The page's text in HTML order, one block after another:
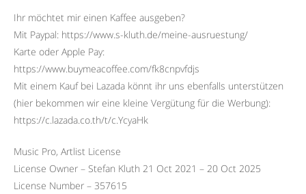
Ihr möchtet mir einen Kaffee ausgeben?
Mit Paypal: https://www.s-kluth.de/meine-ausruestung/
Karte oder Apple Pay:
https://www.buymeacoffee.com/fk8cnpvfdjs
Mit einem Kauf bei Lazada könnt ihr uns ebenfalls unterstützen
(hier bekommen wir eine kleine Vergütung für die Werbung):
https://c.lazada.co.th/t/c.YcyaHk
Music Pro, Artlist License
License Owner – Stefan Kluth 21 Oct 2021 – 20 Oct 2025
License Number – 357615